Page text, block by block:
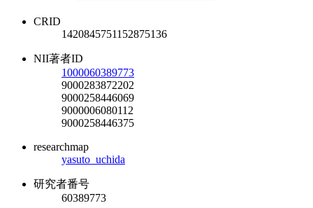
CRID
1420845751152875136
NII著者ID
1000060389773
9000283872202
9000258446069
9000006080112
9000258446375
researchmap
yasuto_uchida
研究者番号
60389773